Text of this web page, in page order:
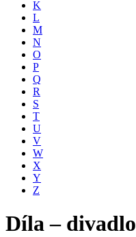
K
L
M
N
O
P
Q
R
S
T
U
V
W
X
Y
Z
Díla – divadlo